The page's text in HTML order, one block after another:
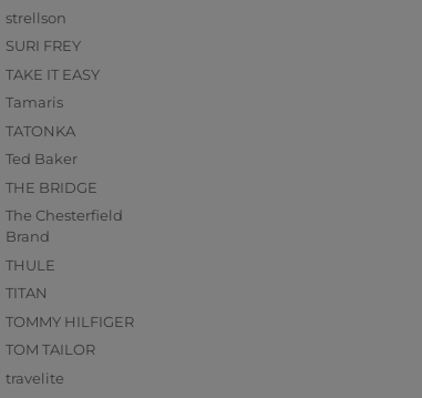
strellson
SURI FREY
TAKE IT EASY
Tamaris
TATONKA
Ted Baker
THE BRIDGE
The Chesterfield
Brand
THULE
TITAN
TOMMY HILFIGER
TOM TAILOR
travelite